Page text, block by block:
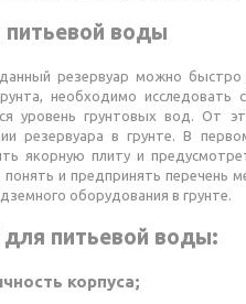
воды
резервуар можно быстро
необходимо исследовать
уровень грунтовых вод. От
резервуара в грунте. В
якорную плиту и
и предпринять перечень
оборудования в грунте.
для питьевой воды:
корпуса;